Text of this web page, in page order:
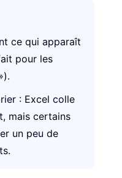
ce qui apparaît
pour les
: Excel colle
mais certains
un peu de